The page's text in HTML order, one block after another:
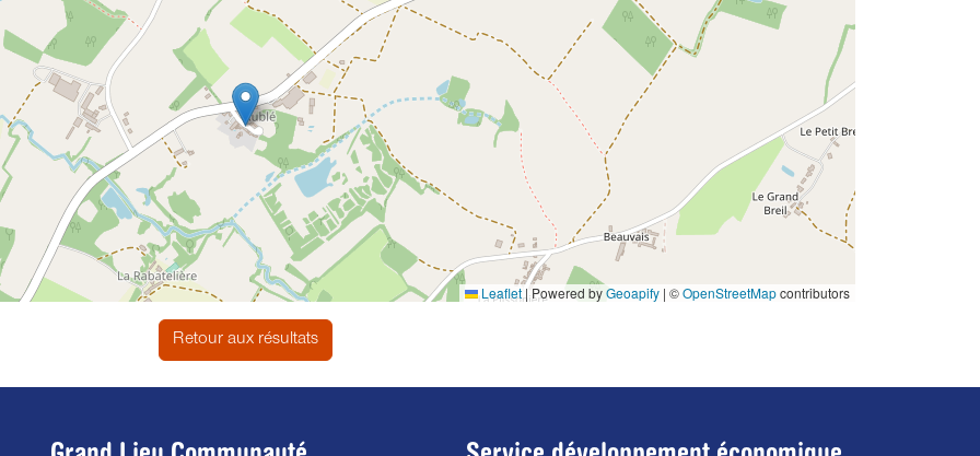
Leaflet |Powered byGeoapify | ©OpenStreetMapcontributors
Retour aux résultats